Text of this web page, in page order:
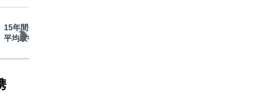
トランプ大統領発言、「仮想通貨主
導権は中国に渡さない」